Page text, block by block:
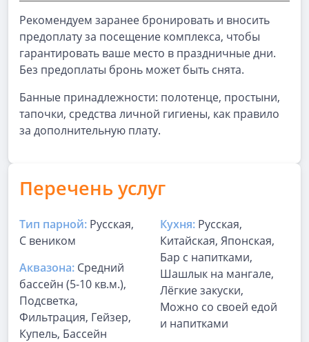
Рекомендуем заранее бронировать и вносить
предоплату за посещение комплекса, чтобы
гарантировать ваше место в праздничные дни.
Без предоплаты бронь может быть снята.
Банные принадлежности: полотенце, простыни,
тапочки, средства личной гигиены, как правило
за дополнительную плату.
Перечень услуг
Тип парной: Русская,
С веником
Аквазона: Средний
бассейн (5-10 кв.м.),
Подсветка,
Фильтрация, Гейзер,
Купель, Бассейн
Кухня: Русская,
Китайская, Японская,
Бар с напитками,
Шашлык на мангале,
Лёгкие закуски,
Можно со своей едой
и напитками